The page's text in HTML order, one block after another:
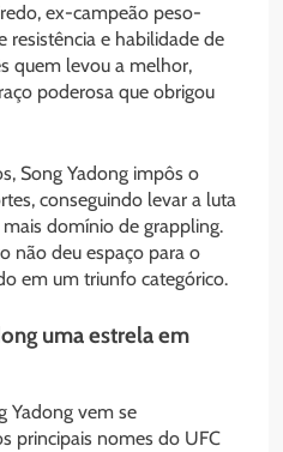
ex-campeão peso-
resistência e habilidade de
quem levou a melhor,
poderosa que obrigou
Song Yadong impôs o
conseguindo levar a luta
domínio de grappling.
não deu espaço para o
em um triunfo categórico.
uma estrela em
Yadong vem se
principais nomes do UFC